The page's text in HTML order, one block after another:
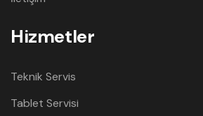
Hizmetler
Teknik Servis
Tablet Servisi